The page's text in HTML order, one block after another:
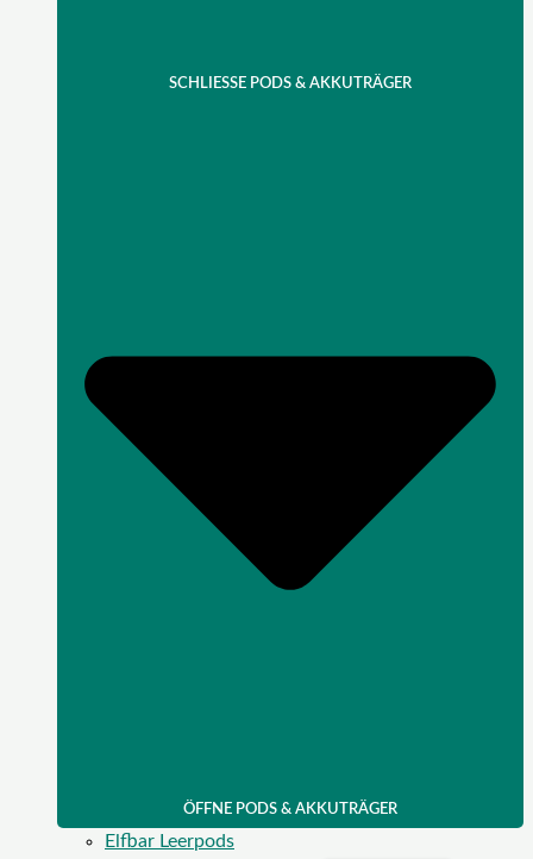
SCHLIESSE PODS & AKKUTRÄGER
ÖFFNE PODS & AKKUTRÄGER
Elfbar Leerpods